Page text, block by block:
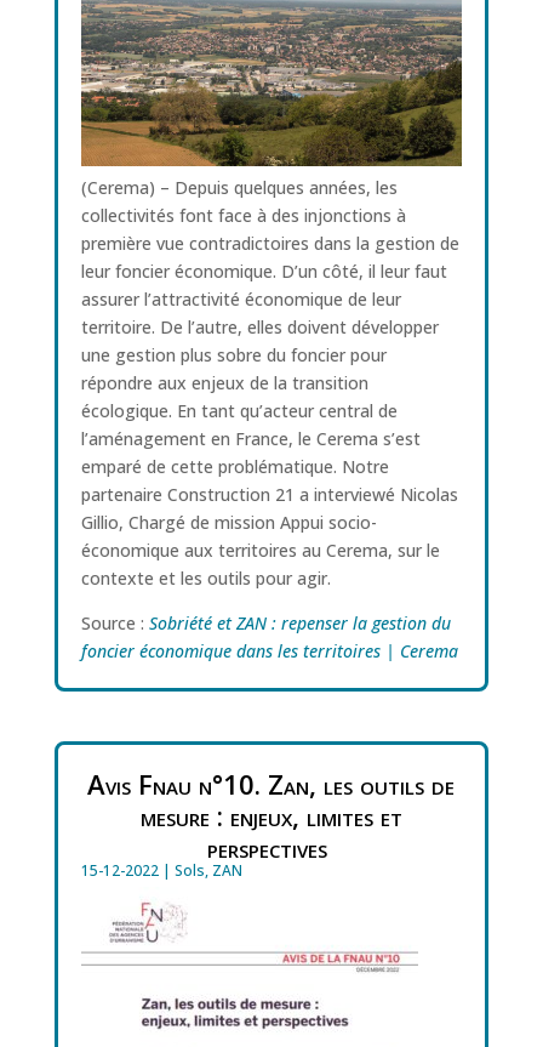
(Cerema) – Depuis quelques années, les
collectivités font face à des injonctions à
première vue contradictoires dans la gestion de
leur foncier économique. D’un côté, il leur faut
assurer l’attractivité économique de leur
territoire. De l’autre, elles doivent développer
une gestion plus sobre du foncier pour
répondre aux enjeux de la transition
écologique. En tant qu’acteur central de
l’aménagement en France, le Cerema s’est
emparé de cette problématique. Notre
partenaire Construction 21 a interviewé Nicolas
Gillio, Chargé de mission Appui socio-
économique aux territoires au Cerema, sur le
contexte et les outils pour agir.
Source : Sobriété et ZAN : repenser la gestion du
foncier économique dans les territoires | Cerema
Avis Fnau n°10. Zan, les outils de
mesure : enjeux, limites et
perspectives
15-12-2022| Sols, ZAN